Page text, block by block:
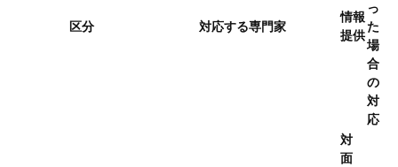
区分 対応する専門家
情報
提供
っ
た
場
合
の
対
応
対
面